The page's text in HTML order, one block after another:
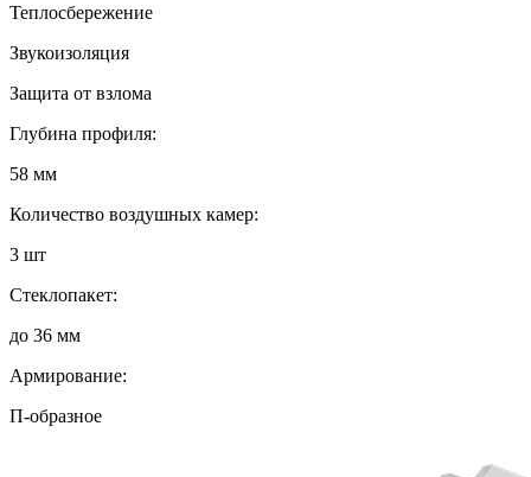
Теплосбережение
Звукоизоляция
Защита от взлома
Глубина профиля:
58 мм
Количество воздушных камер:
3 шт
Стеклопакет:
до 36 мм
Армирование:
П-образное